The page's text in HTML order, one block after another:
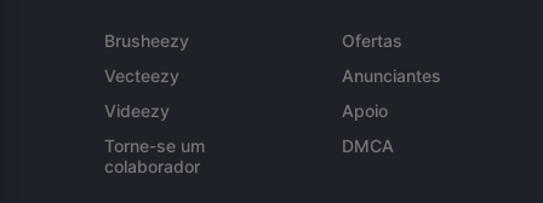
Brusheezy
Vecteezy
Videezy
Torne-se um
colaborador
Ofertas
Anunciantes
Apoio
DMCA